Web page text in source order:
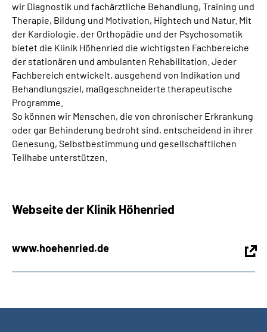
wir Diagnostik und fachärztliche Behandlung, Training und
Therapie, Bildung und Motivation, Hightech und Natur. Mit
der Kardiologie, der Orthopädie und der Psychosomatik
bietet die Klinik Höhenried die wichtigsten Fachbereiche
der stationären und ambulanten Rehabilitation. Jeder
Fachbereich entwickelt, ausgehend von Indikation und
Behandlungsziel, maßgeschneiderte therapeutische
Programme.
So können wir Menschen, die von chronischer Erkrankung
oder gar Behinderung bedroht sind, entscheidend in ihrer
Genesung, Selbstbestimmung und gesellschaftlichen
Teilhabe unterstützen.
Webseite der Klinik Höhenried
www.hoehenried.de